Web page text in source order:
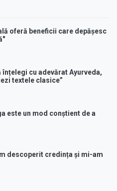
oferă beneficii care depășesc
cu adevărat Ayurveda,
textele clasice”
este un mod conștient de a
descoperit credința și mi-am